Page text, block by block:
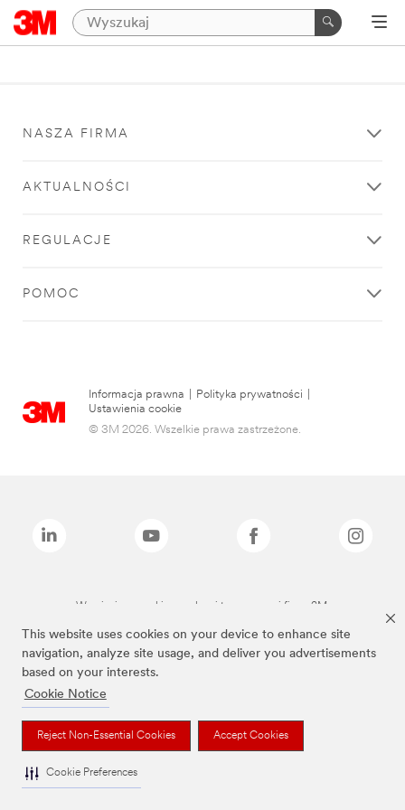
This website uses cookies on your device to enhance site
navigation, analyze site usage, and deliver you advertisements
based on your interests.
Cookie Notice
Reject Non-Essential Cookies Accept Cookies
Cookie Preferences
NASZA FIRMA
AKTUALNOŚCI
REGULACJE
POMOC
Informacja prawna Polityka prywatności
Ustawienia cookie
© 3M 2026. Wszelkie prawa zastrzeżone.
Wymienione marki są znakami towarowymi firmy 3M.